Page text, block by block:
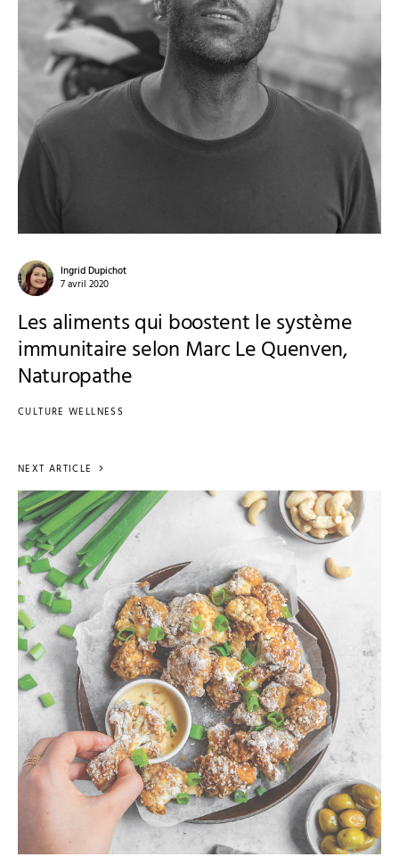
Ingrid Dupichot
7 avril 2020
Les aliments qui boostent le système
immunitaire selon Marc Le Quenven,
Naturopathe
CULTURE WELLNESS
NEXT ARTICLE